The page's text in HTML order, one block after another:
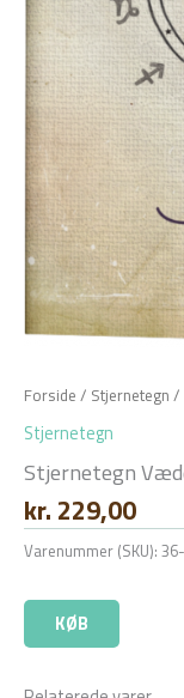
Forside / Stjernetegn /
Stjernetegn
Stjernetegn
kr. 229,00
Varenummer (SKU):
KØB